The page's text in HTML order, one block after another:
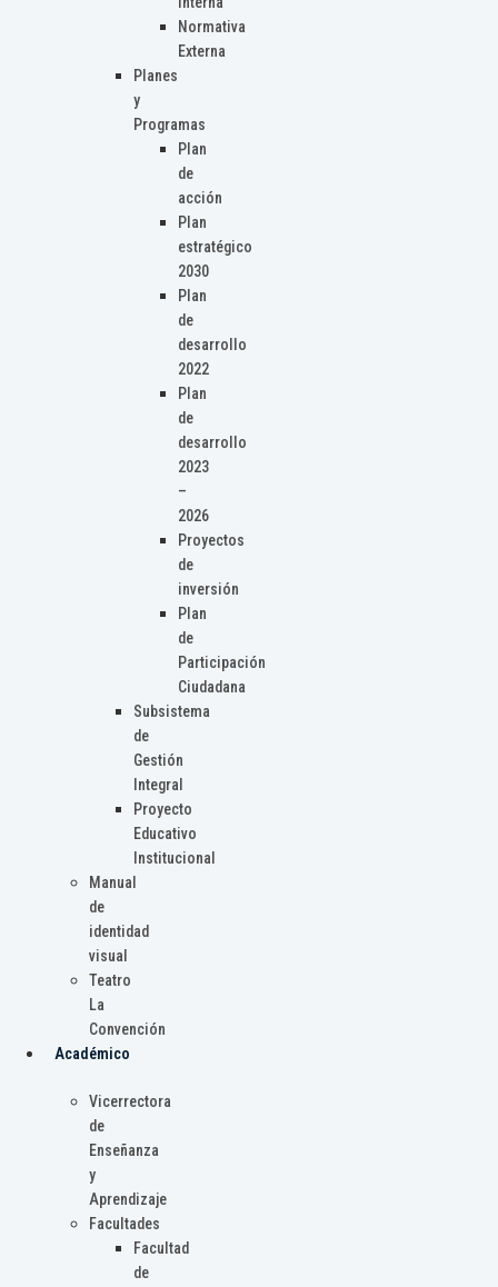
Normativa
Externa
Planes
y
Programas
Plan
de
acción
Plan
estratégico
2030
Plan
de
desarrollo
2022
Plan
de
desarrollo
2023
–
2026
Proyectos
de
inversión
Plan
de
Participación
Ciudadana
Subsistema
de
Gestión
Integral
Proyecto
Educativo
Institucional
Manual
de
identidad
visual
Teatro
La
Convención
Académico
Vicerrectora
de
Enseñanza
y
Aprendizaje
Facultades
Facultad
de